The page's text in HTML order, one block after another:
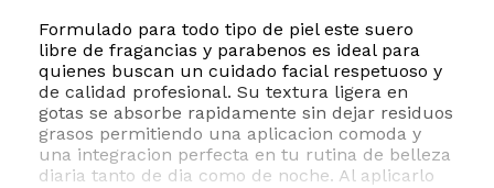
Formulado para todo tipo de piel este suero
libre de fragancias y parabenos es ideal para
quienes buscan un cuidado facial respetuoso y
de calidad profesional. Su textura ligera en
gotas se absorbe rapidamente sin dejar residuos
grasos permitiendo una aplicacion comoda y
una integracion perfecta en tu rutina de belleza
diaria tanto de dia como de noche. Al aplicarlo